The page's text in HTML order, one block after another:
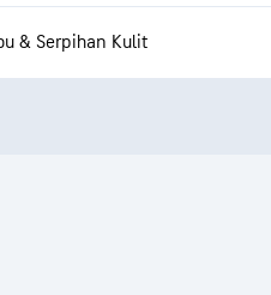
& Serpihan Kulit